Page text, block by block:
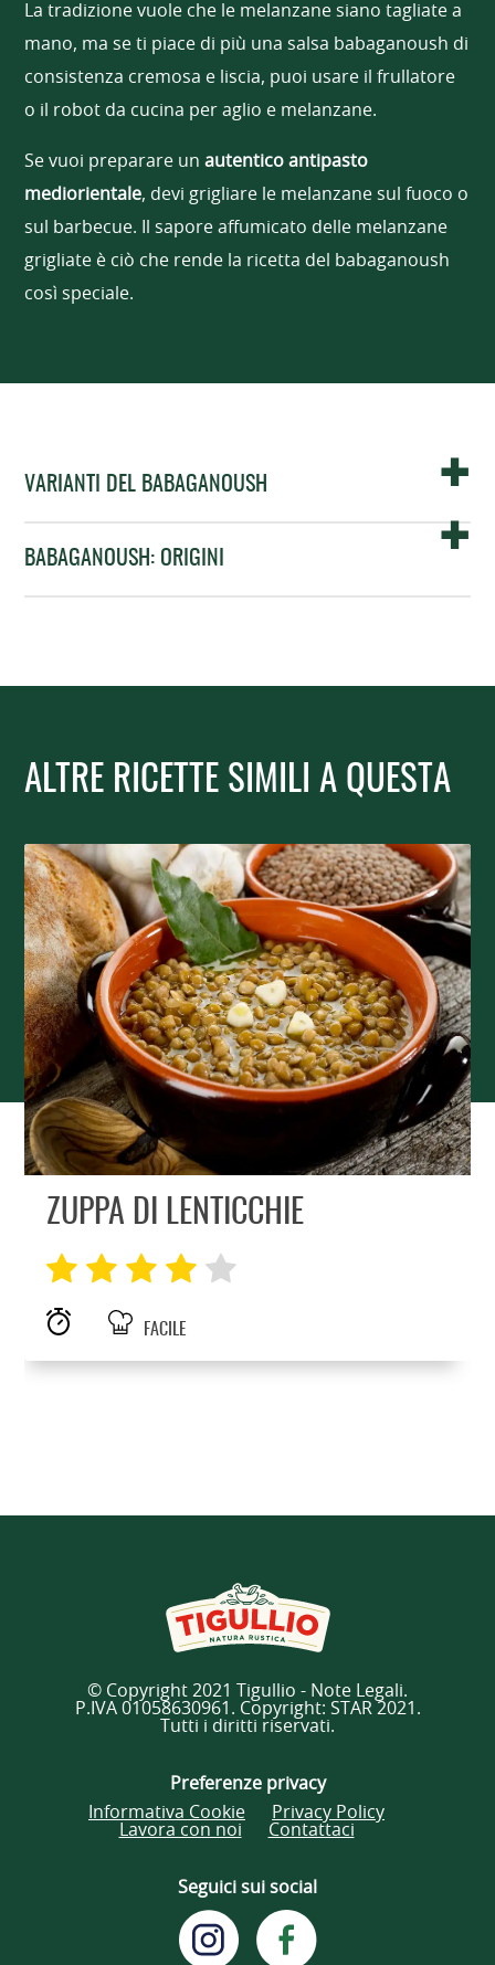
La tradizione vuole che le melanzane siano tagliate a
mano, ma se ti piace di più una salsa babaganoush di
consistenza cremosa e liscia, puoi usare il frullatore
o il robot da cucina per aglio e melanzane.
Se vuoi preparare unautentico antipasto
mediorientale, devi grigliare le melanzane sul fuoco o
sul barbecue. Il sapore affumicato delle melanzane
grigliate è ciò che rende la ricetta del babaganoush
così speciale.
VARIANTI DEL BABAGANOUSH
BABAGANOUSH: ORIGINI
ALTRE RICETTE SIMILI A QUESTA
ZUPPA DI LENTICCHIE
FACILE
© Copyright 2021 Tigullio - Note Legali.
P.IVA 01058630961. Copyright: STAR 2021.
Tutti i diritti riservati.
Preferenze privacy
Informativa Cookie
Privacy Policy
Lavora con noi
Contattaci
Seguici sui social